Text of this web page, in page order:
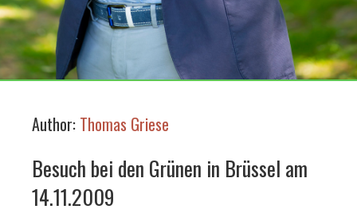
Author: Thomas Griese
Besuch bei den Grünen in Brüssel am
14.11.2009